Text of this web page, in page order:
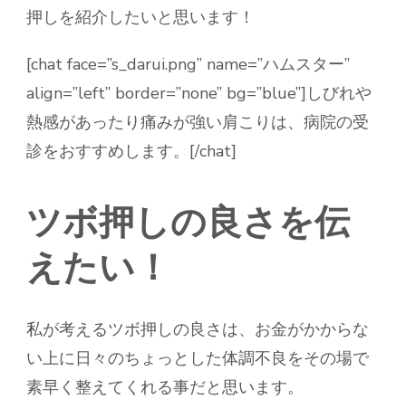
押しを紹介したいと思います！
[chat face=”s_darui.png” name=”ハムスター”
align=”left” border=”none” bg=”blue”]しびれや
熱感があったり痛みが強い肩こりは、病院の受
診をおすすめします。[/chat]
ツボ押しの良さを伝
えたい！
私が考えるツボ押しの良さは、 お金がかからな
い上に日々のちょっとした体調不良をその場で
素早く整えてくれる事だと思います。